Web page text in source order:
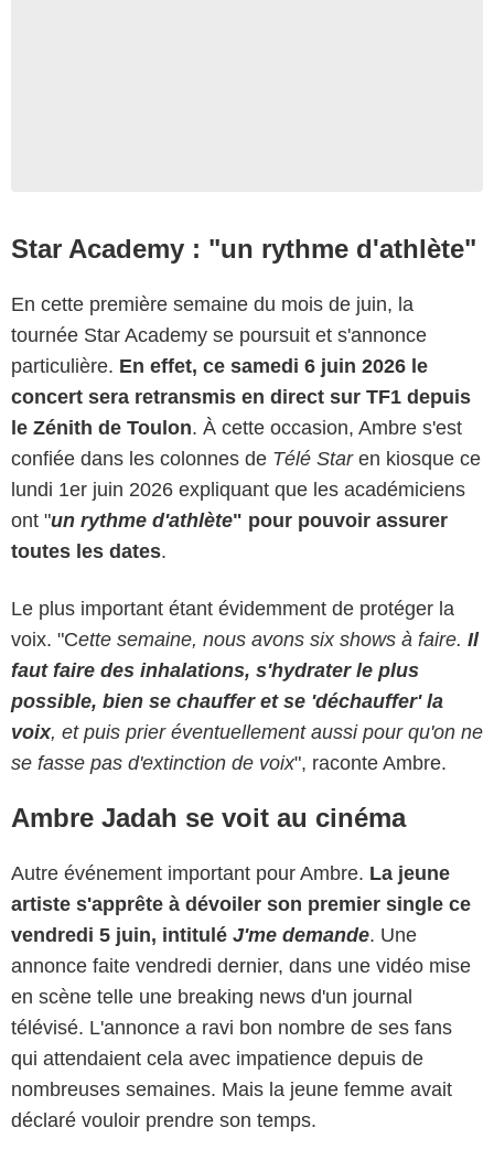
Star Academy : "un rythme d'athlète"
En cette première semaine du mois de juin, la
tournée Star Academy se poursuit et s'annonce
particulière. En effet, ce samedi 6 juin 2026 le
concert sera retransmis en direct sur TF1 depuis
le Zénith de Toulon. À cette occasion, Ambre s'est
confiée dans les colonnes de Télé Staren kiosque ce
lundi 1er juin 2026 expliquant que les académiciens
ont "un rythme d'athlète" pour pouvoir assurer
toutes les dates.
Le plus important étant évidemment de protéger la
voix. "Cette semaine, nous avons six shows à faire. Il
faut faire des inhalations, s'hydrater le plus
possible, bien se chauffer et se 'déchauffer' la
voix, et puis prier éventuellement aussi pour qu'on ne
se fasse pas d'extinction de voix", raconte Ambre.
Ambre Jadah se voit au cinéma
Autre événement important pour Ambre. La jeune
artiste s'apprête à dévoiler son premier single ce
vendredi 5 juin, intitulé J'me demande. Une
annonce faite vendredi dernier, dans une vidéo mise
en scène telle une breaking news d'un journal
télévisé. L'annonce a ravi bon nombre de ses fans
qui attendaient cela avec impatience depuis de
nombreuses semaines. Mais la jeune femme avait
déclaré vouloir prendre son temps.